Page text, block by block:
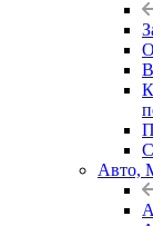
Авто,